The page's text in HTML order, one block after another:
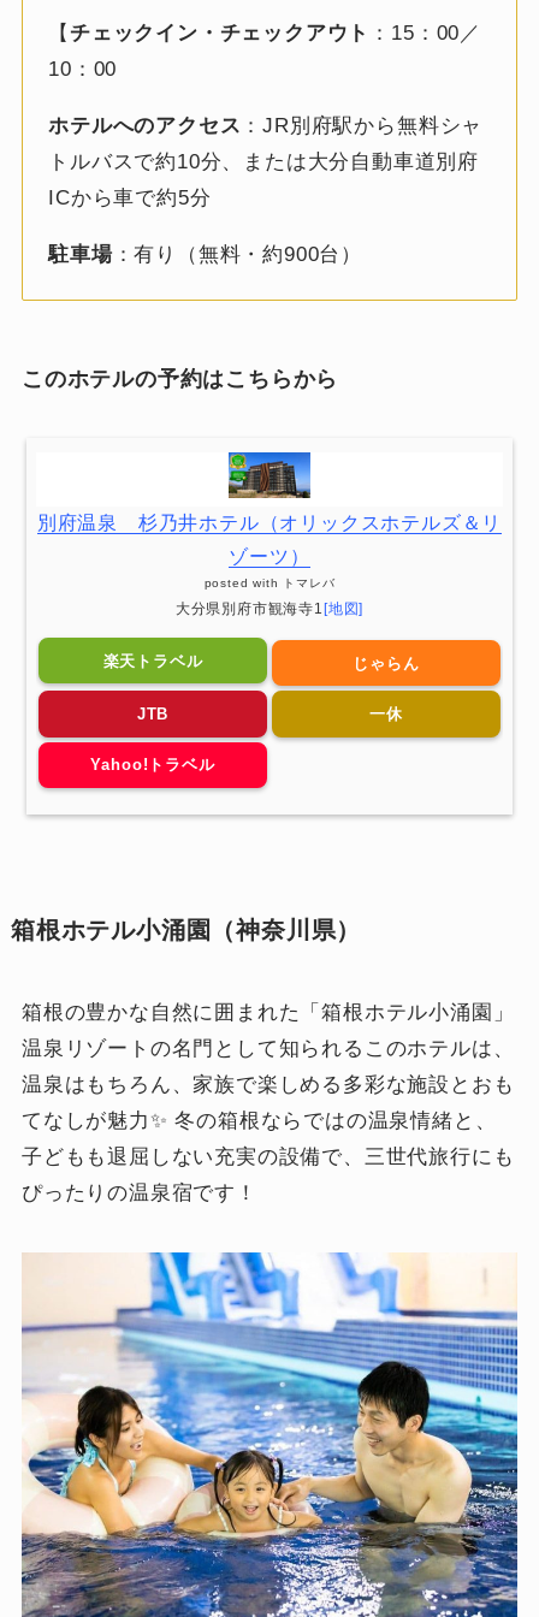
【 チェックイン・チェックアウト ：15：00／
10：00
ホテルへのアクセス ：JR別府駅から無料シャ
トルバスで約10分、または大分自動車道別府
ICから車で約5分
駐車場：有り（無料・約900台）
このホテルの予約はこちらから
別府温泉 杉乃井ホテル（オリックスホテルズ＆リ
ゾーツ）
posted with トマレバ
大分県別府市観海寺1 [地図]
楽天トラベル じゃらん
JTB 一休
Yahoo!トラベル
箱根ホテル小涌園（神奈川県）
箱根の豊かな自然に囲まれた「箱根ホテル小涌園」
温泉リゾートの名門として知られるこのホテルは、
温泉はもちろん、家族で楽しめる多彩な施設とおも
てなしが魅力✨ 冬の箱根ならではの温泉情緒と、
子どもも退屈しない充実の設備で、三世代旅行にも
ぴったりの温泉宿です！